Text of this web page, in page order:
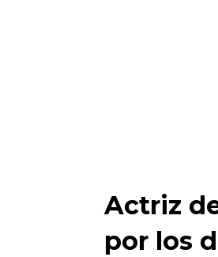
Actriz
por los